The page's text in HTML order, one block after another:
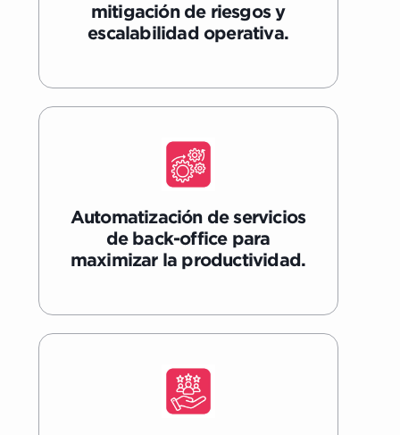
mitigación de riesgos y
escalabilidad operativa.
Automatización de servicios
de back-office para
maximizar la productividad.